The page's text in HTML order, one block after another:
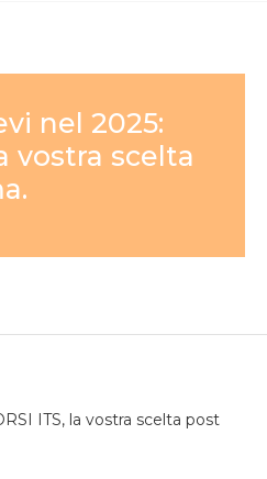
nel 2025:
vostra scelta
ITS, la vostra scelta post